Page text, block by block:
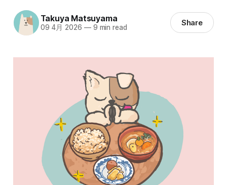
Takuya Matsuyama
09 4月 2026 —9 min read Share